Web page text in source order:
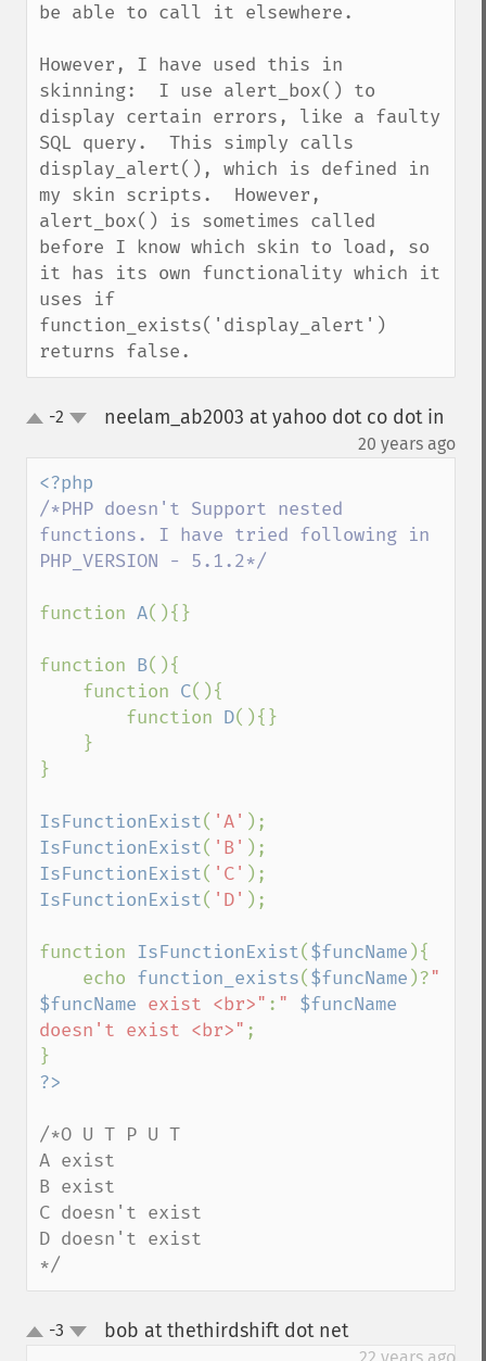
be able to call it elsewhere.
However, I have used this in
skinning:  I use alert_box() to
display certain errors, like a faulty
SQL query.  This simply calls
display_alert(), which is defined in
my skin scripts.  However,
alert_box() is sometimes called
before I know which skin to load, so
it has its own functionality which it
uses if
function_exists('display_alert')
returns false.
up-2 neelam_ab2003 at yahoo dot co dot in
20 years ago
/*PHP doesn't Support nested
functions. I have tried following in
PHP_VERSION - 5.1.2*/
function A(){}
function B(){
    function
C(){
        function
D(){}
}
IsFunctionExist( 'A'
IsFunctionExist( 'B'
IsFunctionExist( 'C'
IsFunctionExist( 'D' );
function IsFunctionExist($funcName ){
    echo
function_exists($funcName )?
$funcName exist <br>" : " $funcName
doesn't exist <br>" ;
/*O U T P U T
A exist
B exist
C doesn't exist
D doesn't exist
*/
up-3 bob at thethirdshift dot net¶